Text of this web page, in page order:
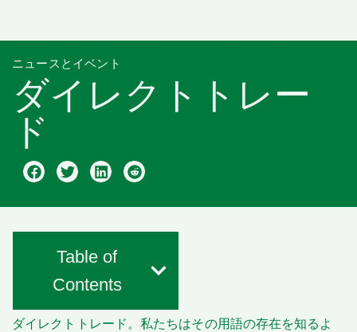
ニュースとイベント
ダイレクトトレー
ド
Table of
Contents
ダイレクトトレード。私たちはその用語の存在を知るよ